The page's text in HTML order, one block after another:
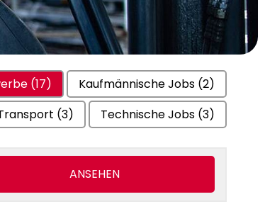
(17) Kaufmännische Jobs (2)
(3) Technische Jobs (3)
ANSEHEN